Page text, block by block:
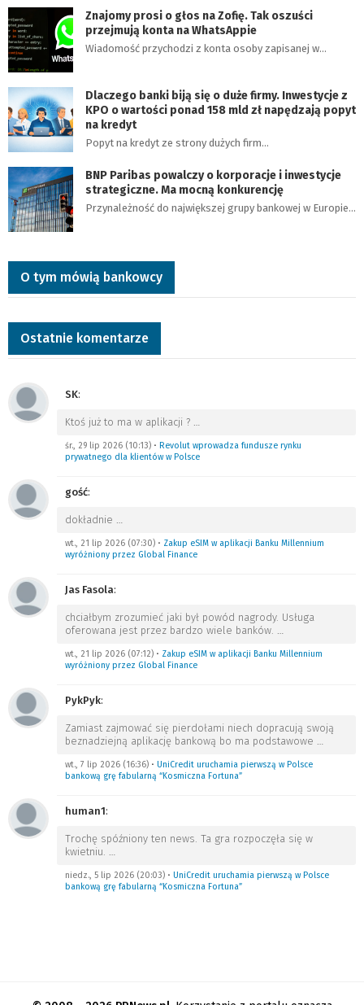
Znajomy prosi o głos na Zofię. Tak oszuści
przejmują konta na WhatsAppie
Wiadomość przychodzi z konta osoby zapisanej w…
Dlaczego banki biją się o duże firmy. Inwestycje z
KPO o wartości ponad 158 mld zł napędzają popyt
na kredyt
Popyt na kredyt ze strony dużych firm…
BNP Paribas powalczy o korporacje i inwestycje
strategiczne. Ma mocną konkurencję
Przynależność do największej grupy bankowej w Europie…
O tym mówią bankowcy
Ostatnie komentarze
SK:
Ktoś już to ma w aplikacji ?
śr., 29 lip 2026 (10:13) • Revolut wprowadza fundusze rynku
prywatnego dla klientów w Polsce
gość:
dokładnie
wt., 21 lip 2026 (07:30) • Zakup eSIM w aplikacji Banku Millennium
wyróżniony przez Global Finance
Jas Fasola:
chciałbym zrozumieć jaki był powód nagrody. Usługa
oferowana jest przez bardzo wiele banków.
wt., 21 lip 2026 (07:12) • Zakup eSIM w aplikacji Banku Millennium
wyróżniony przez Global Finance
PykPyk:
Zamiast zajmować się pierdołami niech dopracują swoją
beznadziejną aplikację bankową bo ma podstawowe
wt., 7 lip 2026 (16:36) • UniCredit uruchamia pierwszą w Polsce
bankową grę fabularną “Kosmiczna Fortuna”
human1:
Trochę spóźniony ten news. Ta gra rozpoczęła się w
kwietniu.
niedz., 5 lip 2026 (20:03) • UniCredit uruchamia pierwszą w Polsce
bankową grę fabularną “Kosmiczna Fortuna”